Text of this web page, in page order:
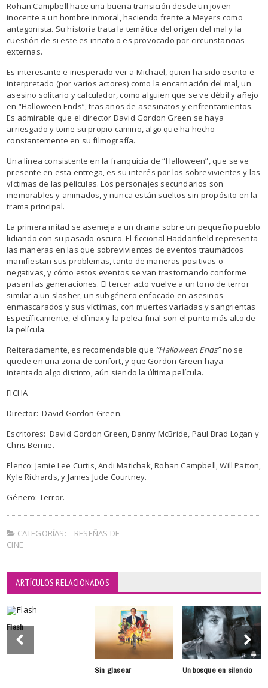
Rohan Campbell hace una buena transición desde un joven
inocente a un hombre inmoral, haciendo frente a Meyers como
antagonista. Su historia trata la temática del origen del mal y la
cuestión de si este es innato o es provocado por circunstancias
externas.
Es interesante e inesperado ver a Michael, quien ha sido escrito e
interpretado (por varios actores) como la encarnación del mal, un
asesino solitario y calculador, como alguien que se ve débil y añejo
en “Halloween Ends”, tras años de asesinatos y enfrentamientos.
Es admirable que el director David Gordon Green se haya
arriesgado y tome su propio camino, algo que ha hecho
constantemente en su filmografía.
Una línea consistente en la franquicia de “Halloween”, que se ve
presente en esta entrega, es su interés por los sobrevivientes y las
víctimas de las películas. Los personajes secundarios son
memorables y animados, y nunca están sueltos sin propósito en la
trama principal.
La primera mitad se asemeja a un drama sobre un pequeño pueblo
lidiando con su pasado oscuro. El ficcional Haddonfield representa
las maneras en las que sobrevivientes de eventos traumáticos
manifiestan sus problemas, tanto de maneras positivas o
negativas, y cómo estos eventos se van trastornando conforme
pasan las generaciones. El tercer acto vuelve a un tono de terror
similar a un slasher, un subgénero enfocado en asesinos
enmascarados y sus víctimas, con muertes variadas y sangrientas
Específicamente, el clímax y la pelea final son el punto más alto de
la película.
Reiteradamente, es recomendable que “Halloween Ends”no se
quede en una zona de confort, y que Gordon Green haya
intentado algo distinto, aún siendo la última película.
FICHA
Director: David Gordon Green.
Escritores: David Gordon Green, Danny McBride, Paul Brad Logan y
Chris Bernie.
Elenco: Jamie Lee Curtis, Andi Matichak, Rohan Campbell, Will Patton,
Kyle Richards, y James Jude Courtney.
Género: Terror.
CATEGORÍAS:
RESEÑAS DE
CINE
ARTÍCULOS RELACIONADOS
Flash
Sin glasear Un bosque en silencio